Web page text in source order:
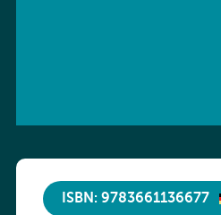
ISBN: 9783661136677